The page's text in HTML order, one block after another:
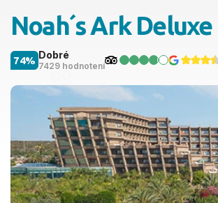
Noah´s Ark
Dobré
7429 hodnotení
74%